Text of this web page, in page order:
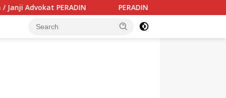
PERADIN Dukung Tribrata Polri Memberantas Korupsi: